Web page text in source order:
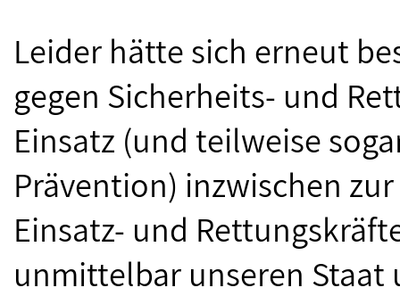
Leider hätte sich erneut
gegen Sicherheits- und
Einsatz (und teilweise
Prävention) inzwischen
Einsatz- und
unmittelbar unseren Staat